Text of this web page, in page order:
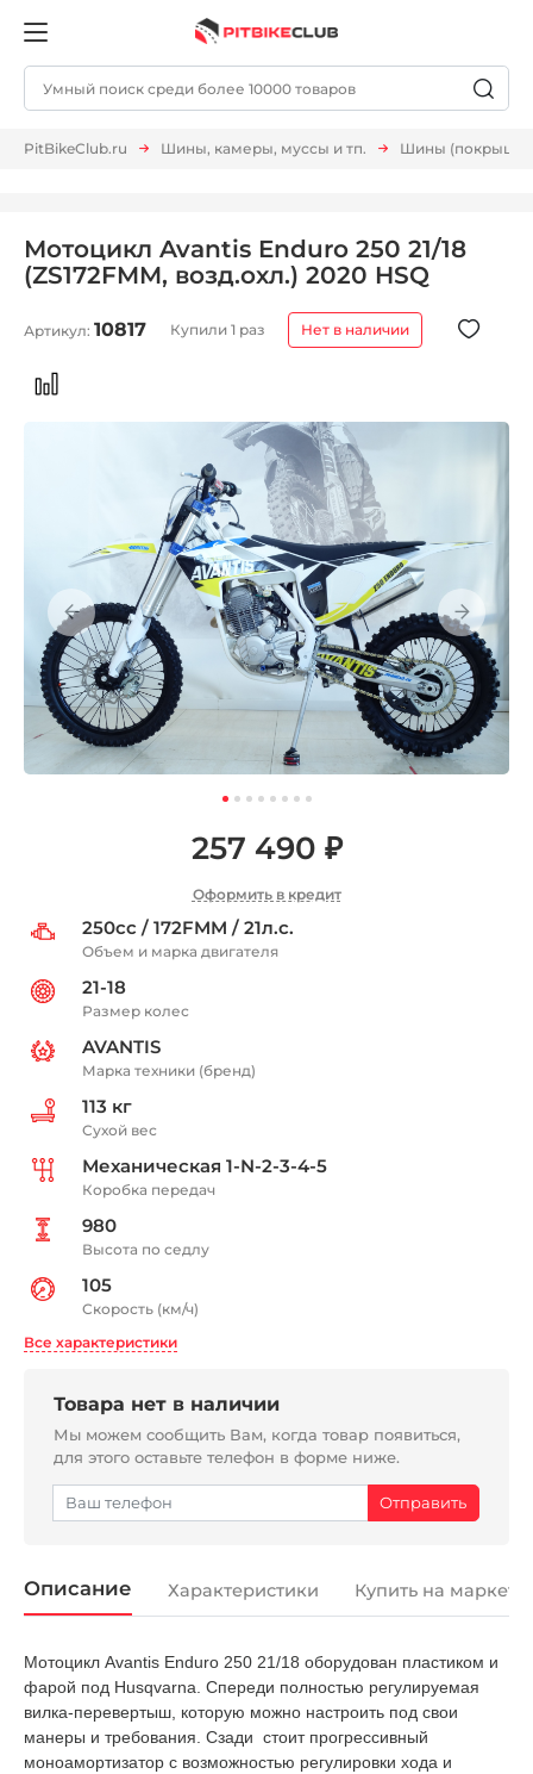
PitBikeClub.ru Шины, камеры, муссы и тп. Шины
Мотоцикл Avantis Enduro 250 21/18
(ZS172FMM, возд.охл.) 2020 HSQ
Артикул: 10817 Купили 1 раз Нет в наличии
257 490 ₽
Оформить в кредит
250cc / 172FMM / 21л.с.
Объем и марка двигателя
21-18
Размер колес
AVANTIS
Марка техники (бренд)
113 кг
Сухой вес
Механическая 1-N-2-3-4-5
Коробка передач
980
Высота по седлу
105
Скорость (км/ч)
Все характеристики
Товара нет в наличии
Мы можем сообщить Вам, когда товар появиться,
для этого оставьте телефон в форме ниже.
Описание Характеристики Купить на
Мотоцикл Avantis Enduro 250 21/18 оборудован пластиком и
фарой под Husqvarna. Спереди полностью регулируемая
вилка-перевертыш, которую можно настроить под свои
манеры и требования. Сзади стоит прогрессивный
моноамортизатор с возможностью регулировки хода и